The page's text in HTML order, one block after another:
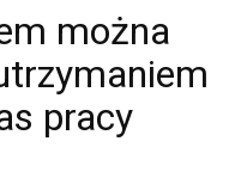
można
pracy